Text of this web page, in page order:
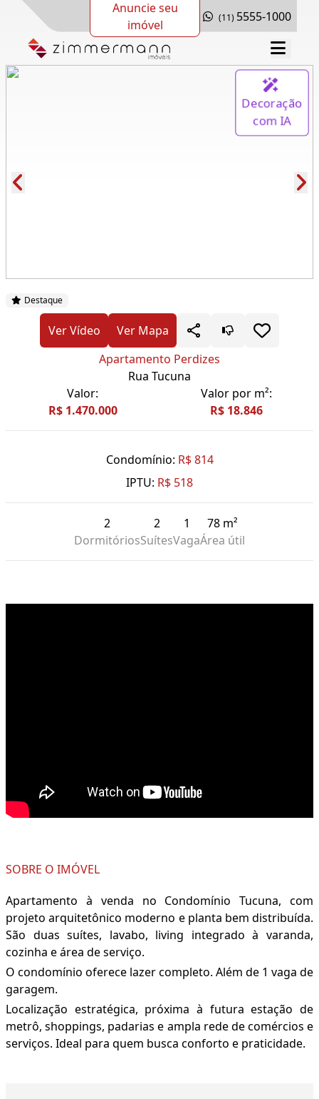
Anuncie seu
imóvel
(11) 5555-1000
Decoração
com IA
Destaque
Ver Vídeo
Ver Mapa
Apartamento Perdizes
Rua Tucuna
Valor:
R$ 1.470.000
Valor por m²:
R$ 18.846
Condomínio: R$ 814
IPTU: R$ 518
2
Dormitórios
2
Suítes
1
Vaga
78 m²
Área útil
SOBRE O IMÓVEL
Apartamento à venda no Condomínio Tucuna, com
projeto arquitetônico moderno e planta bem distribuída.
São duas suítes, lavabo, living integrado à varanda,
cozinha e área de serviço.
O condomínio oferece lazer completo. Além de 1 vaga de
garagem.
Localização estratégica, próxima à futura estação de
metrô, shoppings, padarias e ampla rede de comércios e
serviços. Ideal para quem busca conforto e praticidade.